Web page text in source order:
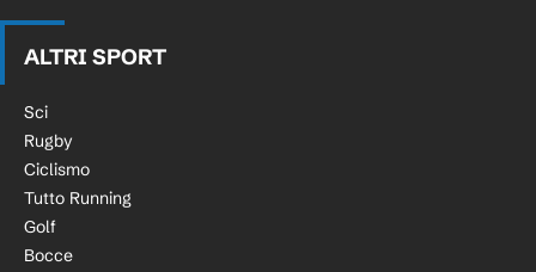
ALTRI SPORT
Sci
Rugby
Ciclismo
Tutto Running
Golf
Bocce